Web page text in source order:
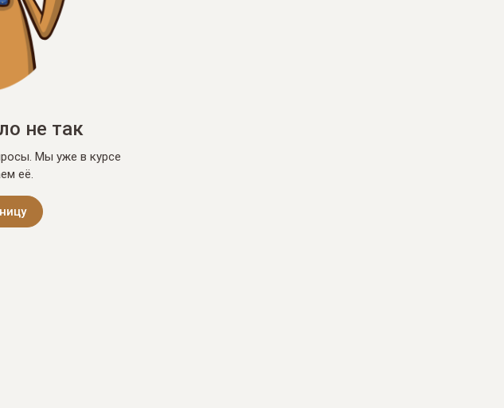
не так
Мы уже в курсе
её.